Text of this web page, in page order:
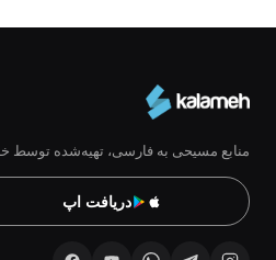
منابع مسیحی به فارسی، تهیه‌شده توسط
دریافت اپ